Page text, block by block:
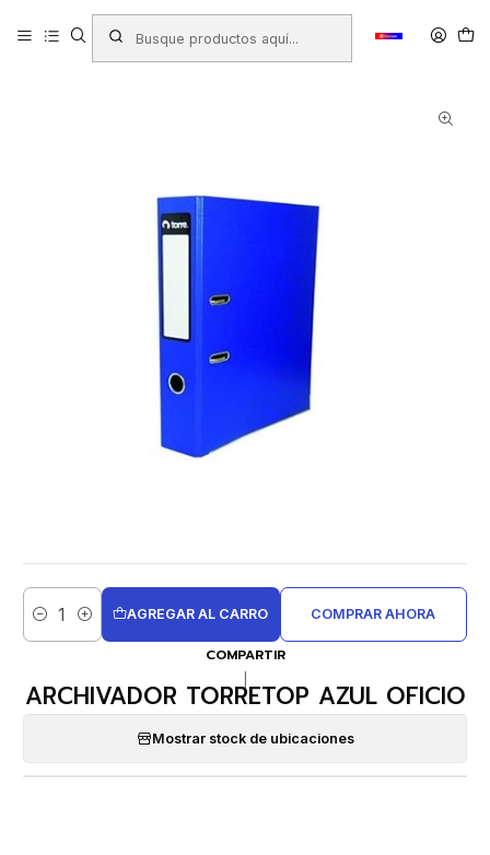
Productos LIBRERIA Oficina Archivo Archivadores
Archivador de Color ARCHIVADOR TORRETOP AZUL OFICIO
Cantidad
AGREGAR AL CARRO COMPRAR AHORA
COMPARTIR
ARCHIVADOR TORRETOP AZUL OFICIO
Mostrar stock de ubicaciones